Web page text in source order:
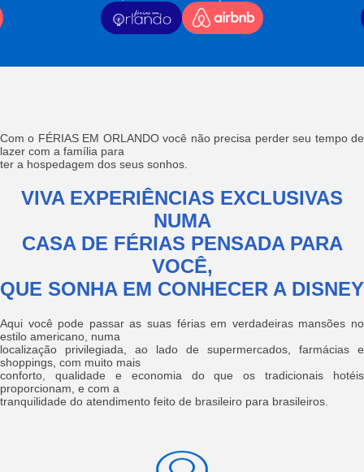
Com o FÉRIAS EM ORLANDO você não precisa perder seu tempo de
lazer com a família para
ter a hospedagem dos seus sonhos.
VIVA EXPERIÊNCIAS EXCLUSIVAS
NUMA
CASA DE FÉRIAS PENSADA PARA
VOCÊ,
QUE SONHA EM CONHECER A DISNEY
Aqui você pode passar as suas férias em verdadeiras mansões no
estilo americano, numa
localização privilegiada, ao lado de supermercados, farmácias e
shoppings, com muito mais
conforto, qualidade e economia do que os tradicionais hotéis
proporcionam, e com a
tranquilidade do atendimento feito de brasileiro para brasileiros.